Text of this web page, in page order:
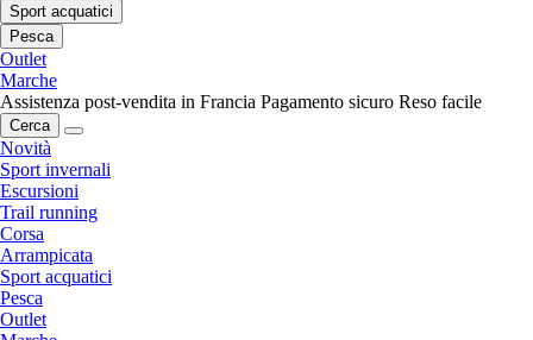
Sport acquatici
Pesca
Outlet
Marche
Assistenza post-vendita in Francia Pagamento sicuro Reso facile
Cerca
Novità
Sport invernali
Escursioni
Trail running
Corsa
Arrampicata
Sport acquatici
Pesca
Outlet